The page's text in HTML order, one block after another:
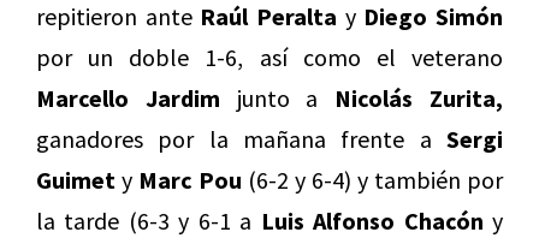
repitieron ante Raúl Peralta y Diego Simón
por un doble 1-6, así como el veterano
Marcello Jardim junto a Nicolás Zurita,
ganadores por la mañana frente a Sergi
Guimet y Marc Pou (6-2 y 6-4) y también por
la tarde (6-3 y 6-1 a Luis Alfonso Chacón y